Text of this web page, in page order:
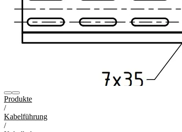
Produkte
/
Kabelführung
/